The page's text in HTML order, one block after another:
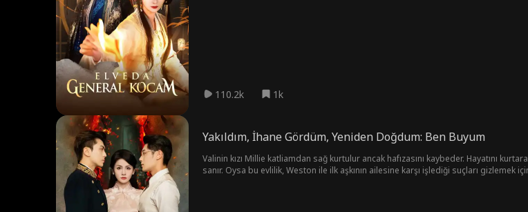
110.2k 1k
Yakıldım, İhane Gördüm, Yeniden Doğdum: Ben Buyum
Valinin kızı Millie katliamdan sağ kurtulur ancak hafızasını kaybeder. Hayatını
sanır. Oysa bu evlilik, Weston ile ilk aşkının ailesine karşı işlediği suçları